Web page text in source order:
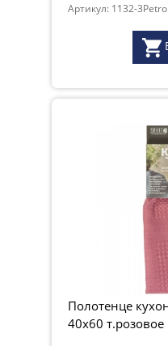
Артикул: 1132-3Petrol
Полотенце
40х60 т.розовое